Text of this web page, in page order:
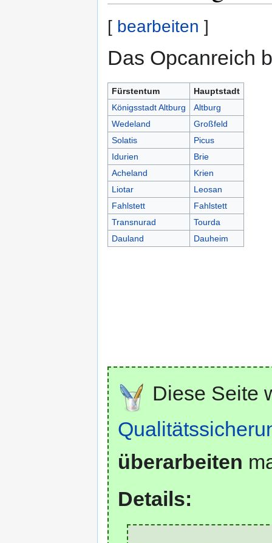
[ bearbeiten ]
Das Opcanreich
Fürstentum
Hauptstadt
Königsstadt Altburg
Altburg
Wedeland
Großfeld
Solatis
Picus
Idurien
Brie
Acheland
Krien
Liotar
Leosan
Fahlstett
Fahlstett
Transnurad
Tourda
Dauland
Dauheim
Diese Seite
überarbeiten
Details: